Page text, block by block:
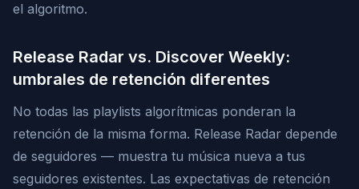
el algoritmo.
Release Radar vs. Discover Weekly:
umbrales de retención diferentes
No todas las playlists algorítmicas ponderan la
retención de la misma forma. Release Radar depende
de seguidores — muestra tu música nueva a tus
seguidores existentes. Las expectativas de retención